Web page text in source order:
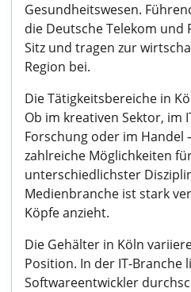
Gesundheitswesen.
die Deutsche Telekom und
Sitz und tragen zur
Region bei.
Die Tätigkeitsbereiche in
Ob im kreativen Sektor, im
Forschung oder im Handel
zahlreiche Möglichkeiten
unterschiedlichster
Medienbranche ist stark
Köpfe anzieht.
Die Gehälter in Köln
Position. In der IT-Branche
Softwareentwickler